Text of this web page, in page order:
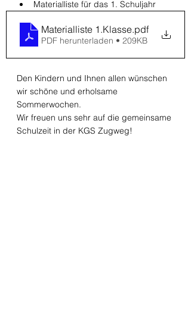
Materialliste für das 1. Schuljahr
Materialliste 1.Klasse.pdf
PDF herunterladen • 209KB
Den Kindern und Ihnen allen wünschen
wir schöne und erholsame
Sommerwochen.
Wir freuen uns sehr auf die gemeinsame
Schulzeit in der KGS Zugweg!